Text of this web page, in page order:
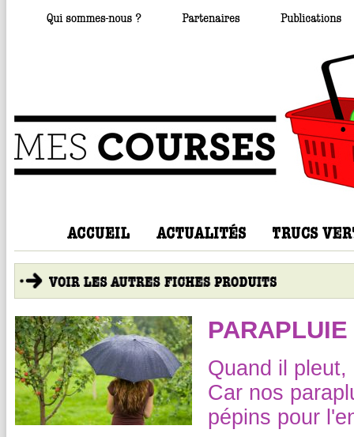
PARAPLUIE
Quand il
Car nos
pépins pour